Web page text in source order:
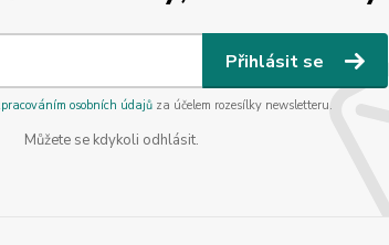
Přihlásit se
osobních údajůza účelem rozesílky newsletteru.
Můžete se kdykoli odhlásit.